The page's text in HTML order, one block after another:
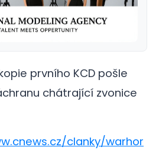
prvního KCD pošle
chátrající zvonice
clanky/warhor